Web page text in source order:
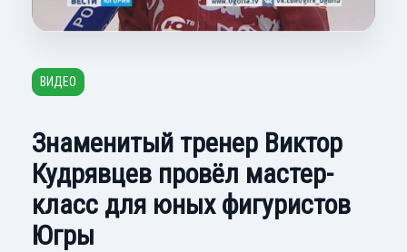
ВИДЕО
Знаменитый тренер Виктор
Кудрявцев провёл мастер-
класс для юных фигуристов
Югры